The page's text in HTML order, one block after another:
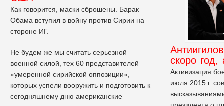
Как говорится, маски сброшены. Барак
Обама вступил в войну против Сирии на
стороне ИГ.
Не будем же мы считать серьезной
военной силой, тех 60 представителей
«умеренной сирийской оппозиции»,
которых успели вооружить и подготовить к
сегодняшнему дню американские
скоро год,
Активизация
июля 2015 г.